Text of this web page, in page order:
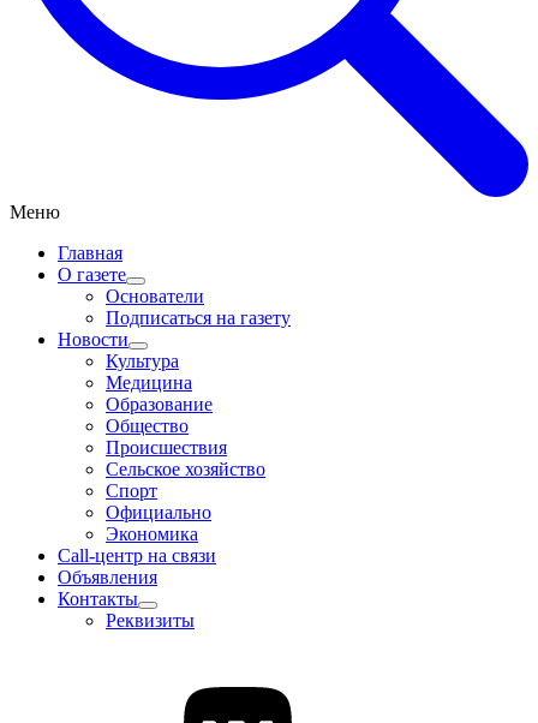
Меню
Главная
О газете
Основатели
Подписаться на газету
Новости
Культура
Медицина
Образование
Общество
Происшествия
Сельское хозяйство
Спорт
Официально
Экономика
Call-центр на связи
Объявления
Контакты
Реквизиты